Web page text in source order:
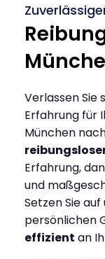
Verlassen Sie
Erfahrung für
München
Erfahrung,
und
Setzen Sie
persönlichen
effizient an